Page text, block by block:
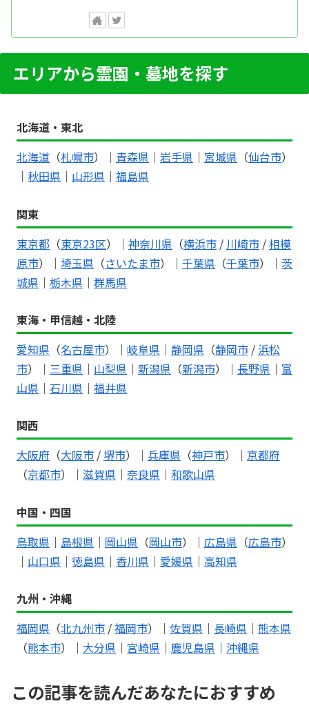
エリアから霊園・墓地を探す
北海道・東北
北海道 （札幌市）｜ 青森県 ｜ 岩手県 ｜ 宮城県 （仙台市）
｜ 秋田県 ｜ 山形県 ｜ 福島県
関東
東京都 （東京23区）｜ 神奈川県 （横浜市 / 川崎市 /相模
原市）｜ 埼玉県 （さいたま市）｜ 千葉県 （千葉市）｜ 茨
城県 ｜ 栃木県 ｜ 群馬県
東海・甲信越・北陸
愛知県 （名古屋市）｜ 岐阜県 ｜ 静岡県 （静岡市 / 浜松
市）｜ 三重県 ｜ 山梨県 ｜ 新潟県 （新潟市）｜ 長野県 ｜ 富
山県 ｜ 石川県 ｜ 福井県
関西
大阪府 （大阪市 / 堺市）｜ 兵庫県 （神戸市）｜ 京都府
（京都市）｜ 滋賀県 ｜ 奈良県 ｜ 和歌山県
中国・四国
鳥取県 ｜ 島根県 ｜ 岡山県 （岡山市）｜ 広島県 （広島市）
｜ 山口県 ｜ 徳島県 ｜ 香川県 ｜ 愛媛県 ｜ 高知県
九州・沖縄
福岡県 （北九州市 /福岡市）｜ 佐賀県 ｜ 長崎県 ｜ 熊本県
（熊本市）｜ 大分県 ｜ 宮崎県 ｜ 鹿児島県 ｜ 沖縄県
この記事を読んだあなたにおすすめ